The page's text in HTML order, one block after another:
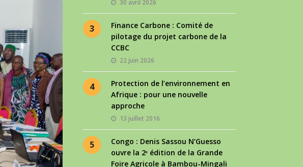
30 avril 2026
3
Finance Carbone : Comité de
pilotage du projet carbone de la
CCBC
22 juin 2026
4
Protection de l’environnement en
Afrique : pour une nouvelle
approche
13 juillet 2016
5
Congo : Denis Sassou N’Guesso
ouvre la 2ᵉ édition de la Grande
Foire Agricole à Bambou-Mingali